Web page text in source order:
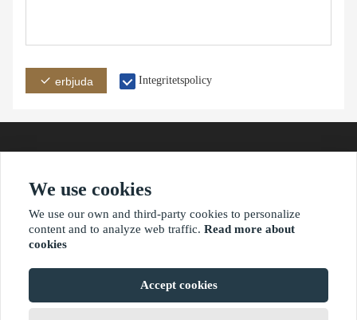
erbjuda Integritetspolicy
adress
?2021 waimaoniu.net
We use cookies
We use our own and third-party cookies to personalize
content and to analyze web traffic. Read more about
cookies
Accept cookies